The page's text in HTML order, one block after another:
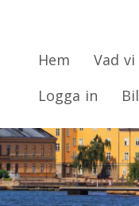
Hem Vad
Logga in